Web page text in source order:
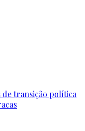
de transição política